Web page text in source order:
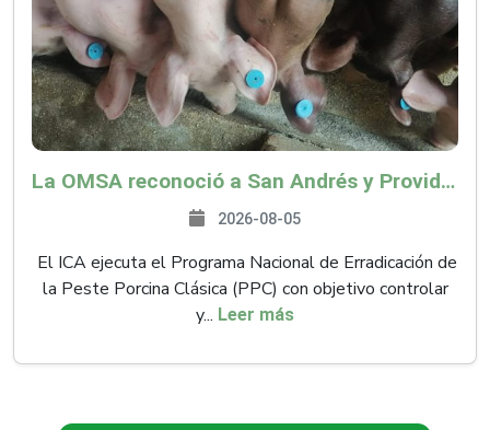
La OMSA reconoció a San Andrés y Providencia como zona libre de Peste Porcina Clásica (PPC)
2026-08-05
El ICA ejecuta el Programa Nacional de Erradicación de
la Peste Porcina Clásica (PPC) con objetivo controlar
y... Leer más